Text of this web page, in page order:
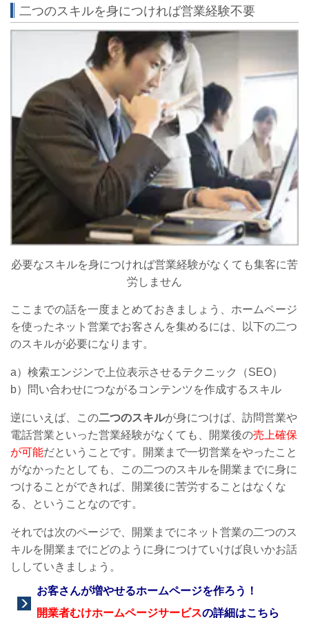
二つのスキルを身につければ営業経験不要
必要なスキルを身につければ営業経験がなくても集客に苦
労しません
ここまでの話を一度まとめておきましょう、ホームページ
を使ったネット営業でお客さんを集めるには、以下の二つ
のスキルが必要になります。
a）検索エンジンで上位表示させるテクニック（SEO）
b）問い合わせにつながるコンテンツを作成するスキル
逆にいえば、この二つのスキルが身につけば、訪問営業や
電話営業といった営業経験がなくても、開業後の売上確保
が可能だということです。開業まで一切営業をやったこと
がなかったとしても、この二つのスキルを開業までに身に
つけることができれば、開業後に苦労することはなくな
る、ということなのです。
それでは次のページで、開業までにネット営業の二つのス
キルを開業までにどのように身につけていけば良いかお話
ししていきましょう。
お客さんが増やせるホームページを作ろう！
開業者むけホームページサービスの詳細はこちら